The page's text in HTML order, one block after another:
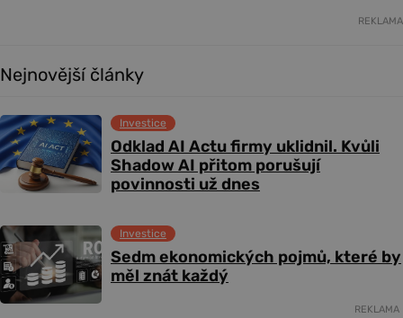
REKLAMA
Nejnovější články
Odklad AI Actu firmy uklidnil. Kvůli
Shadow AI přitom porušují
povinnosti už dnes
Investice
Sedm ekonomických pojmů, které by
měl znát každý
Investice
REKLAMA